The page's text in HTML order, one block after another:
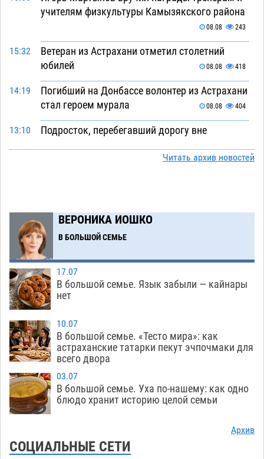
учителям физкультуры Камызякского района
08.08 243
15:32
Ветеран из Астрахани отметил столетний
юбилей
08.08 418
14:19
Погибший на Донбассе волонтер из Астрахани
стал героем мурала
08.08 404
13:10
Подросток, перебегавший дорогу вне
08.08 544
08.08 353
10:51
Фаворитская ноша: астраханские
гандболисты крупно проиграли пермякам
09:00
Лидеры чеченской диаспоры в Астрахани
осудили выходку молодого лихача с улицы
Никольской
18:00
Завтра астраханцы проведут день в режиме
экстремальной температурной нагрузки
17:09
Астраханский котлован с мусором угрожает
плодородию Харабалинского района
562
16:24
Игорь Редькин проинспектировал
Читать архив новостей
ВЕРОНИКА ИОШКО
В БОЛЬШОЙ СЕМЬЕ
17.07
В большой семье. Язык забыли — кайнары
нет
10.07
В большой семье. «Тесто мира»: как
астраханские татарки пекут эчпочмаки для
всего двора
03.07
В большой семье. Уха по-нашему: как одно
блюдо хранит историю целой семьи
Архив
СОЦИАЛЬНЫЕ СЕТИ